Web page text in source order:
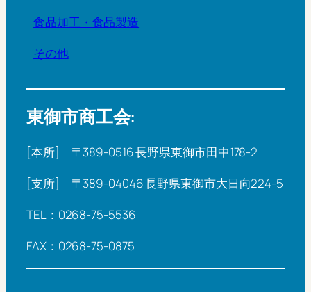
食品加工・食品製造
その他
東御市商工会:
[本所] 〒389-0516 長野県東御市田中178-2
[支所] 〒389-04046 長野県東御市大日向224-5
TEL：0268-75-5536
FAX：0268-75-0875